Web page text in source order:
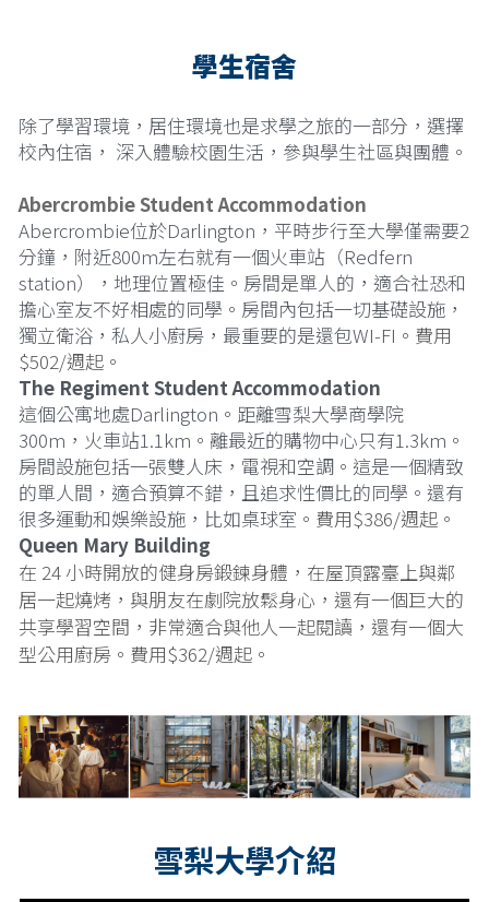
學生宿舍
除了學習環境，居住環境也是求學之旅的一部分，選擇
校內住宿， 深入體驗校園生活，參與學生社區與團體。
Abercrombie Student Accommodation
Abercrombie位於Darlington，平時步行至大學僅需要2
分鐘，附近800m左右就有一個火車站（Redfern
station），地理位置極佳。房間是單人的，適合社恐和
擔心室友不好相處的同學。房間內包括一切基礎設施，
獨立衛浴，私人小廚房，最重要的是還包WI-FI。 費用
$502/週起。
The Regiment Student Accommodation
這個公寓地處Darlington。距離雪梨大學商學院
300m，火車站1.1km。離最近的購物中心只有1.3km。
房間設施包括一張雙人床，電視和空調。這是一個精致
的單人間，適合預算不錯，且追求性價比的同學。還有
很多運動和娛樂設施，比如桌球室。 費用$386/週起。
Queen Mary Building
在 24 小時開放的健身房鍛鍊身體，在屋頂露臺上與鄰
居一起燒烤，與朋友在劇院放鬆身心，還有一個巨大的
共享學習空間，非常適合與他人一起閱讀，還有一個大
型公用廚房。費用$362/週起。
雪梨大學介紹